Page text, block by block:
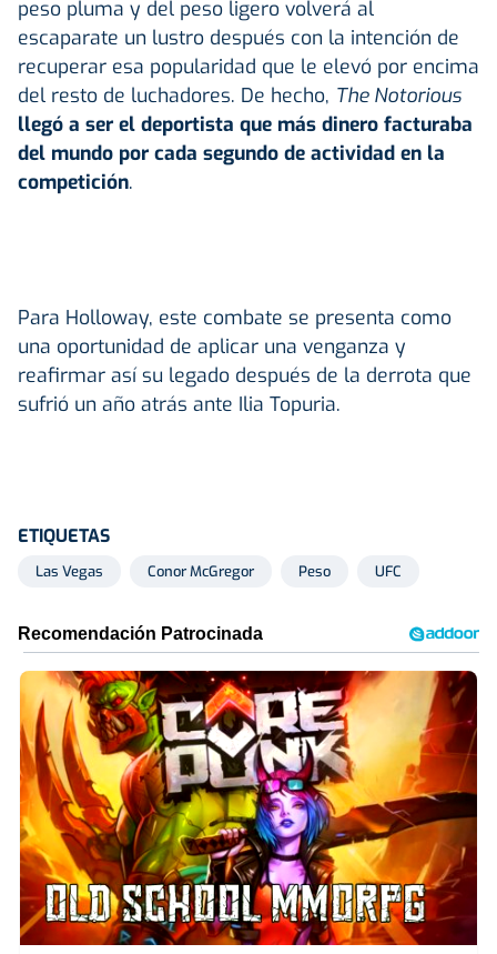
peso pluma y del peso ligero volverá al
escaparate un lustro después con la intención de
recuperar esa popularidad que le elevó por encima
del resto de luchadores. De hecho, The Notorious
llegó a ser el deportista que más dinero facturaba
del mundo por cada segundo de actividad en la
competición.
Para Holloway, este combate se presenta como
una oportunidad de aplicar una venganza y
reafirmar así su legado después de la derrota que
sufrió un año atrás ante Ilia Topuria.
ETIQUETAS
Las Vegas Conor McGregor Peso UFC